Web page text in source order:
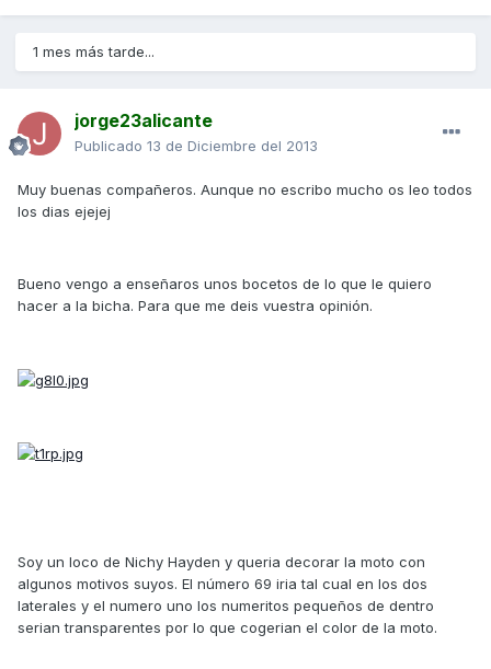
1 mes más tarde...
jorge23alicante
Publicado 13 de Diciembre del 2013
Muy buenas compañeros. Aunque no escribo mucho os leo todos
los dias ejejej
Bueno vengo a enseñaros unos bocetos de lo que le quiero
hacer a la bicha. Para que me deis vuestra opinión.
Soy un loco de Nichy Hayden y queria decorar la moto con
algunos motivos suyos. El número 69 iria tal cual en los dos
laterales y el numero uno los numeritos pequeños de dentro
serian transparentes por lo que cogerian el color de la moto.